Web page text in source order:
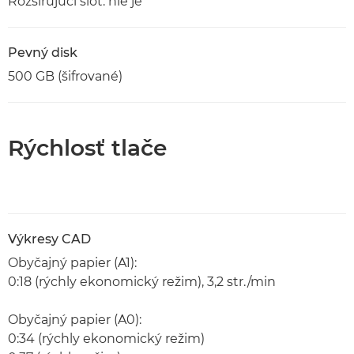
Pevný disk
500 GB (šifrované)
Rýchlosť tlače
Výkresy CAD
Obyčajný papier (A1):
0:18 (rýchly ekonomický režim), 3,2 str./min
Obyčajný papier (A0):
0:34 (rýchly ekonomický režim)